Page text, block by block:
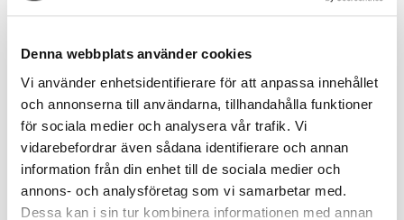
Denna webbplats använder cookies
Vi använder enhetsidentifierare för att anpassa innehållet
och annonserna till användarna, tillhandahålla funktioner
för sociala medier och analysera vår trafik. Vi
vidarebefordrar även sådana identifierare och annan
information från din enhet till de sociala medier och
annons- och analysföretag som vi samarbetar med.
Dessa kan i sin tur kombinera informationen med annan
Brandmännen har planerat för massa roliga aktiviteter för
stora som små. Dessutom finns även polisen, ambulansen
och en bärgare på plats. Brandvärnet i Marieholm kommer
och informerar om sitt viktiga uppdrag.
Givetvis bjuds det även på provsittning i brandbilarna,
livsviktig information om brandsäkerhet och andra
aktiviteter som hör brandmansvardagen till. Är du nyfiken